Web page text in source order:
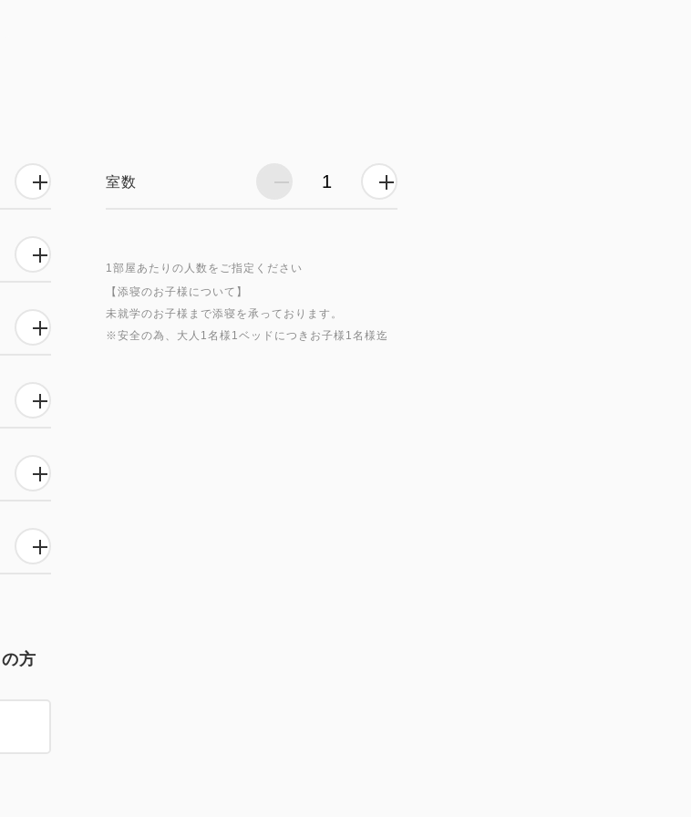
室数
1部屋あたりの人数をご指定ください
【添寝のお子様について】
未就学のお子様まで添寝を承っております。
方